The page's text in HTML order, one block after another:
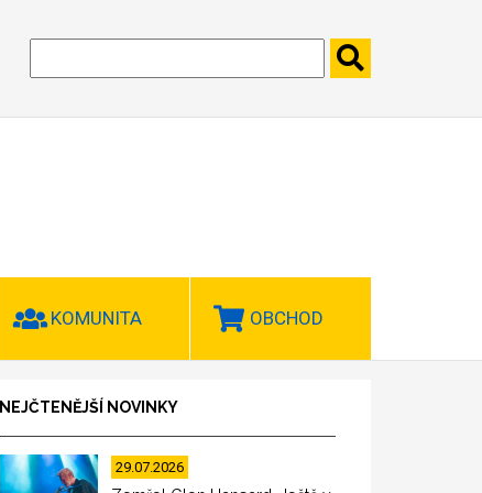
KOMUNITA OBCHOD
NEJČTENĚJŠÍ NOVINKY
29.07.2026